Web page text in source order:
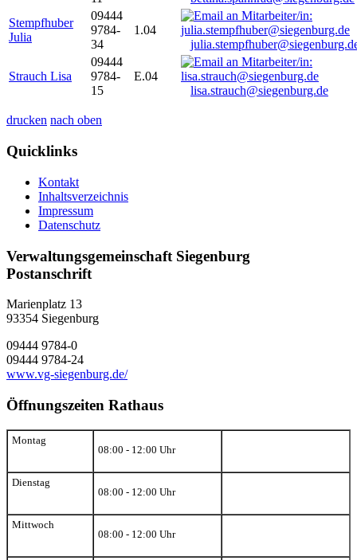
Stempfhuber
Julia
09444
9784-
34
1.04
Strauch Lisa
09444
9784-
15
E.04
lisa.strauch@siegenburg.de
drucken nach oben
Quicklinks
Kontakt
Inhaltsverzeichnis
Impressum
Datenschutz
Verwaltungsgemeinschaft Siegenburg
Postanschrift
Marienplatz 13
93354 Siegenburg
09444 9784-0
09444 9784-24
www.vg-siegenburg.de/
Öffnungszeiten Rathaus
Montag
08:00 - 12:00 Uhr
Dienstag
08:00 - 12:00 Uhr
Mittwoch
08:00 - 12:00 Uhr